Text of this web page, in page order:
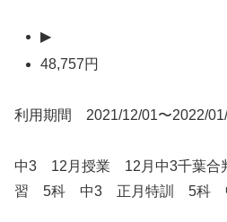
▶
48,757円
利用期間 2021/12/01〜2022/
中3 12月授業 12月中3千葉
習 5科 中3 正月特訓 5科 中